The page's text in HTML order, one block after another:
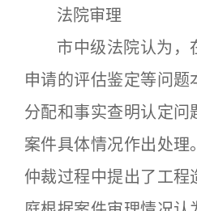
法院审理
市中级法院认为，
申请的评估鉴定等问
分配和事实查明认定
案件具体情况作出处理
仲裁过程中提出了工程